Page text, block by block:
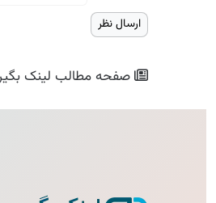
صفحه مطالبلینک بگیر